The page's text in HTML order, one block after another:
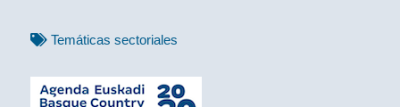
Temáticas sectoriales